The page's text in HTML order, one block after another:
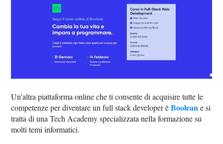
Un'altra piattaforma online che ti consente di acquisire tutte le
competenze per diventare un full stack developer èBooleane si
tratta di una Tech Academy specializzata nella formazione su
molti temi informatici.